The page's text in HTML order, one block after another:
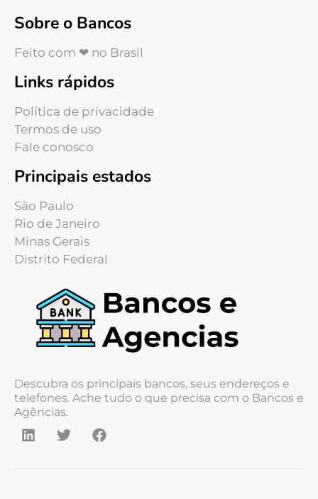
Sobre o Bancos
Feito com ❤ no Brasil
Links rápidos
Política de privacidade
Termos de uso
Fale conosco
Principais estados
São Paulo
Rio de Janeiro
Minas Gerais
Distrito Federal
Descubra os principais bancos, seus endereços e
telefones. Ache tudo o que precisa com o Bancos e
Agências.